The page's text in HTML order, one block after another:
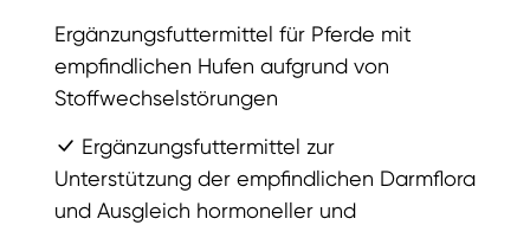
Ergänzungsfuttermittel für Pferde mit
empfindlichen Hufen aufgrund von
Stoffwechselstörungen
Ergänzungsfuttermittel zur
Unterstützung der empfindlichen Darmflora
und Ausgleich hormoneller und